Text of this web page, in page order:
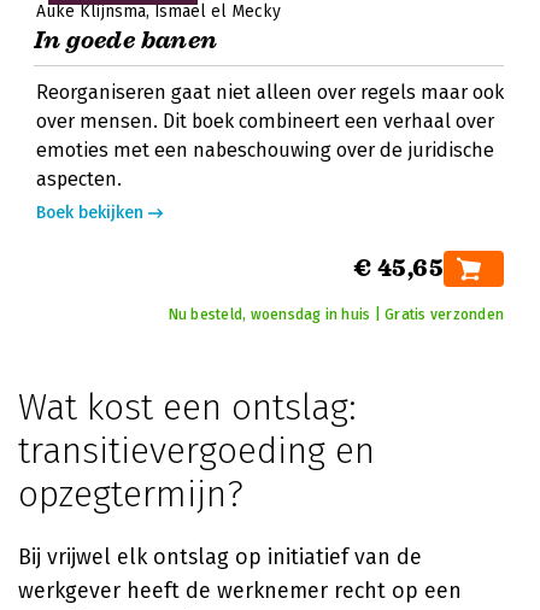
Auke Klijnsma Ismaël el Mecky
In goede banen
Reorganiseren gaat niet alleen over regels maar ook
over mensen. Dit boek combineert een verhaal over
emoties met een nabeschouwing over de juridische
aspecten.
Boek bekijken
€ 45,65
Nu besteld, woensdag in huis | Gratis verzonden
Wat kost een ontslag:
transitievergoeding en
opzegtermijn?
Bij vrijwel elk ontslag op initiatief van de
werkgever heeft de werknemer recht op een